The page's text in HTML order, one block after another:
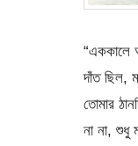
“এককালে
দাঁত ছিল,
তোমার
না না, শুধু